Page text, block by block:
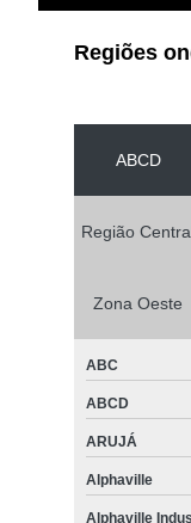
Regiões
ABCD
Região
Zona Oeste
ABC
ABCD
ARUJÁ
Alphaville
Alphaville